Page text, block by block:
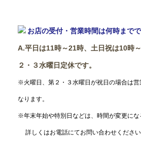
お店の受付・営業時間は何時まで
A.平日は11時～21時、土日祝は10
２・３水曜日定休です。
※火曜日、第２・３水曜日が祝日の場合は営
なります。
※年末年始や特別日などは、時間が変更にな
詳しくはお電話にてお問い合わせください